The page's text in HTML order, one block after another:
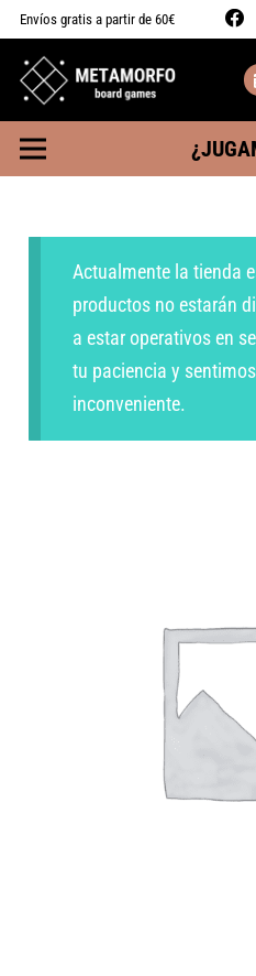
Envíos gratis a partir de 60€
Actualmente la tienda
productos no estarán
a estar operativos en
tu paciencia y
inconveniente.